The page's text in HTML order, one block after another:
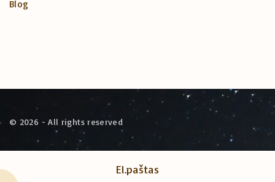
Blog
© 2026 - All rights reserved
El.paštas